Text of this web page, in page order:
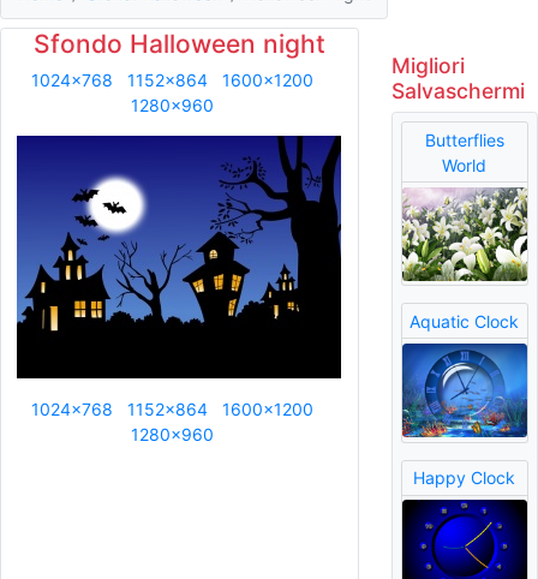
Sfondo Halloween night
1024x768 1152x864
1600x1200
1280x960
1024x768 1152x864
1600x1200
1280x960
Migliori
Salvaschermi
Butterflies
World
Aquatic Clock
Happy Clock